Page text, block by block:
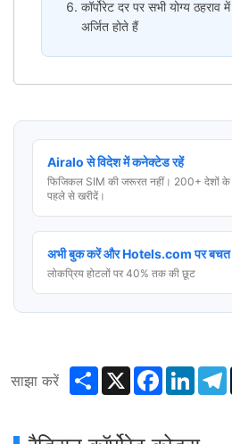
कॉर्पोरेट दर पर सभी योग्य ठहराव
अर्जित होते हैं
Airalo से विदेश में कनेक्टेड रहें
फिजिकल SIM की जरूरत नहीं। 200+ देशों
पहले से खरीदें।
अभी बुक करें और Hotels.com पर
लोकप्रिय होटलों पर 40% तक की छूट
साझा करें ShareX Facebook